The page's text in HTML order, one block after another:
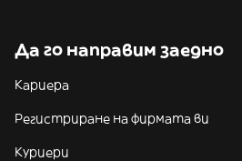
Да го направим заедно
Кариера
Регистриране на фирмата ви
Куриери